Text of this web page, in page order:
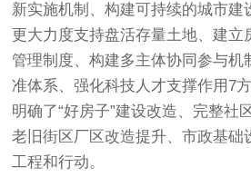
新实施机制、构建可持续的城市建
更大力度支持盘活存量土地、建立
管理制度、构建多主体协同参与机
准体系、强化科技人才支撑作用7
明确了“好房子”建设改造、完整社
老旧街区厂区改造提升、市政基础
工程和行动。